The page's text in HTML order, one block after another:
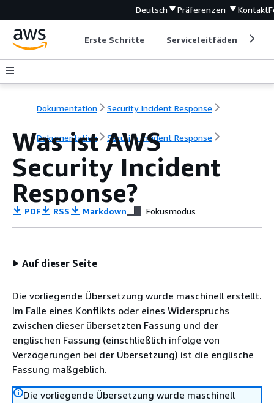
Deutsch Präferenzen Kontakt
Erste Schritte Serviceleitfäden
Dokumentation Security Incident Response
Dokumentation Security Incident Response
Was ist AWS
Security Incident
Response?
PDF RSS Markdown Fokusmodus
Auf dieser Seite
Die vorliegende Übersetzung wurde maschinell erstellt.
Im Falle eines Konflikts oder eines Widerspruchs
zwischen dieser übersetzten Fassung und der
englischen Fassung (einschließlich infolge von
Verzögerungen bei der Übersetzung) ist die englische
Fassung maßgeblich.
Die vorliegende Übersetzung wurde maschinell